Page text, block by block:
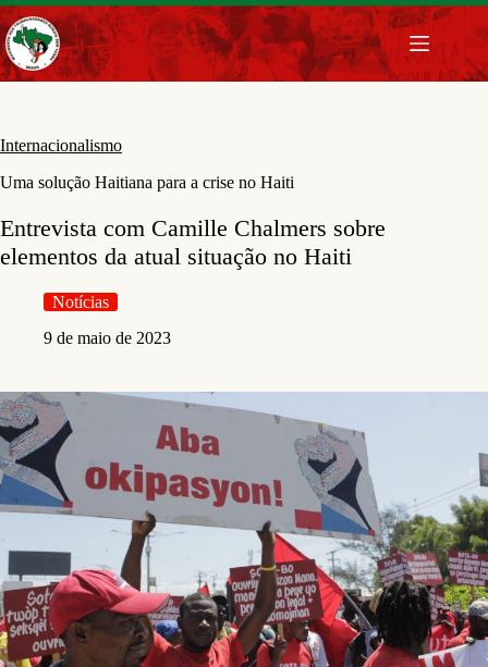
Pular
para
o
conteúdo
Internacionalismo
Uma solução Haitiana para a crise no Haiti
Entrevista com Camille Chalmers sobre
elementos da atual situação no Haiti
Notícias
9 de maio de 2023